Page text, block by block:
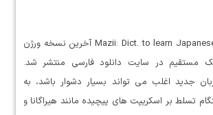
دانلود برنامه Mazii: Dict. to learn Japanese آخرین نسخه ورژن
مستقیم در سایت دانلود فارسی منتشر شد.
جدید اغلب می تواند بسیار دشوار باشد، به
تسلط بر اسکریپت های پیچیده مانند هیراگانا و